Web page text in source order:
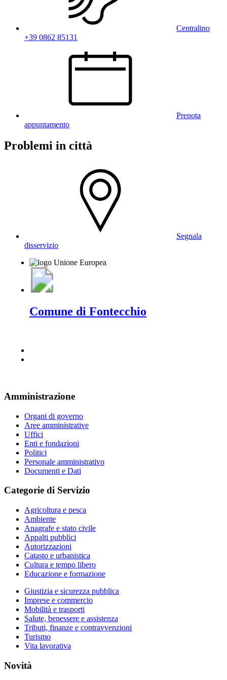
Centralino
+39 0862 85131
Prenota
appuntamento
Problemi in città
Segnala
disservizio
Comune di Fontecchio
Amministrazione
Organi di governo
Aree amministrative
Uffici
Enti e fondazioni
Politici
Personale amministrativo
Documenti e Dati
Categorie di Servizio
Agricoltura e pesca
Ambiente
Anagrafe e stato civile
Appalti pubblici
Autorizzazioni
Catasto e urbanistica
Cultura e tempo libero
Educazione e formazione
Giustizia e sicurezza pubblica
Imprese e commercio
Mobilità e trasporti
Salute, benessere e assistenza
Tributi, finanze e contravvenzioni
Turismo
Vita lavorativa
Novità